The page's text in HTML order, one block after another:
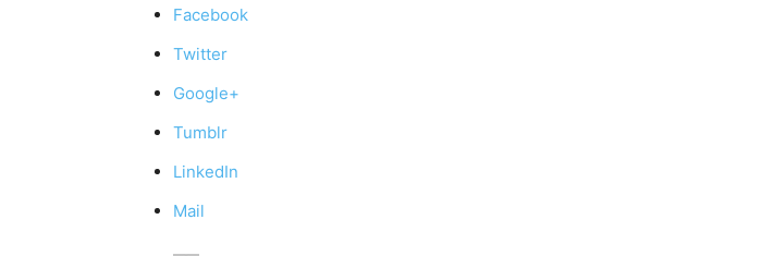
Facebook
Twitter
Google+
Tumblr
LinkedIn
Mail